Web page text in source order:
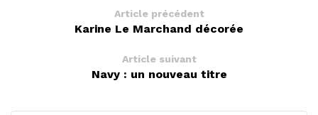
Article précédent
Karine Le Marchand décorée
Article suivant
Navy : un nouveau titre